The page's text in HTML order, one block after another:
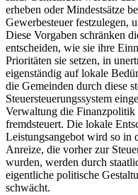
erheben oder Mindestsätze
Gewerbesteuer festzulegen,
Diese Vorgaben schränken
entscheiden, wie sie ihre
Prioritäten sie setzen, in
eigenständig auf lokale
die Gemeinden durch diese
Steuersteuerungssystem
Verwaltung die Finanzpolitik
fremdsteuert. Die lokale
Leistungsangebot wird so in
Anreize, die vorher zur
wurden, werden durch
eigentliche politische
schwächt.